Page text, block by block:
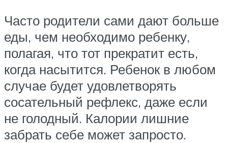
Часто родители сами дают больше
еды, чем необходимо ребенку,
полагая, что тот прекратит есть,
когда насытится. Ребенок в любом
случае будет удовлетворять
сосательный рефлекс, даже если
не голодный. Калории лишние
забрать себе может запросто.